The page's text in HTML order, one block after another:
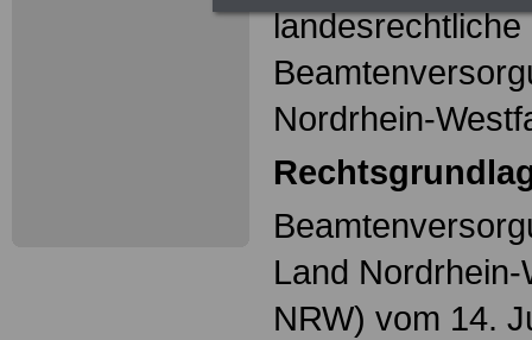
Nordrhein-
Land
NRW) vom 14.